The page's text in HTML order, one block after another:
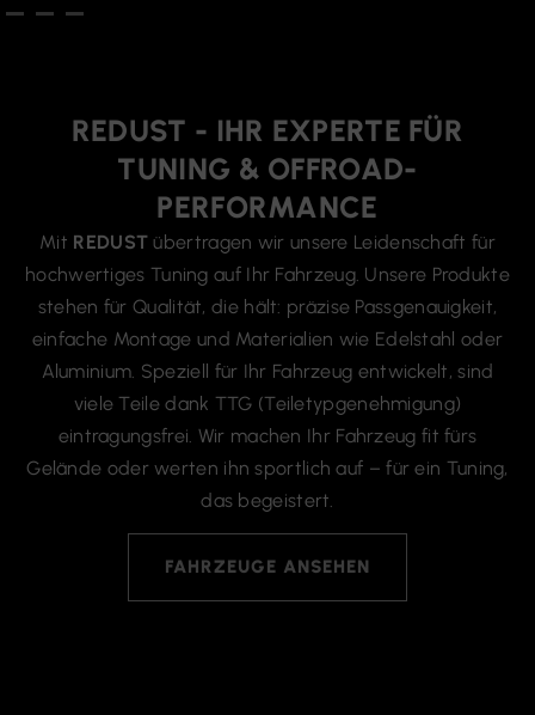
PERFORMANCE​
REDUSTübertragen wir unsere Leidenschaft für
hochwertiges Tuning auf Ihr Fahrzeug. Unsere Produkte
stehen für Qualität, die hält: präzise Passgenauigkeit,
einfache Montage und Materialien wie Edelstahl oder
Aluminium. Speziell für Ihr Fahrzeug entwickelt, sind
viele Teile dank TTG (Teiletypgenehmigung)
eintragungsfrei. Wir machen Ihr Fahrzeug fit fürs
Gelände oder werten ihn sportlich auf – für ein Tuning,
das begeistert.
FAHRZEUGE ANSEHEN